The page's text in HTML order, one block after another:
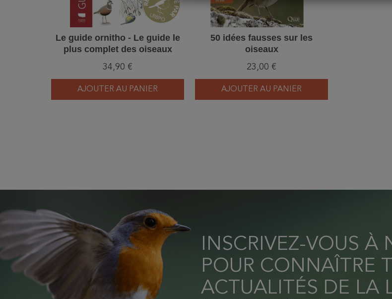
Le guide ornitho - Le guide le
plus complet des oiseaux
du Moyen-Orient - Edition 2023
34,90 €
AJOUTER AU PANIER
50 idées fausses sur les
oiseaux
23,00 €
AJOUTER AU PANIER
INSCRIVEZ-VOUS À
POUR CONNAÎTRE
ACTUALITÉS DE LA